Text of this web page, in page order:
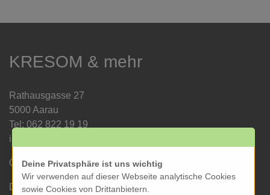
KRESOM & mehr
Rathausgasse 27
5000 Aarau
Tel: 062 822 19 19
info@kresom.ch
Öffnungszeiten Laden:
Dienstag bis Freitag: 09.30 bis 18.00 Uhr
Deine Privatsphäre ist uns wichtig
Wir verwenden auf dieser Webseite analytische Cookies
sowie Cookies von Drittanbietern.